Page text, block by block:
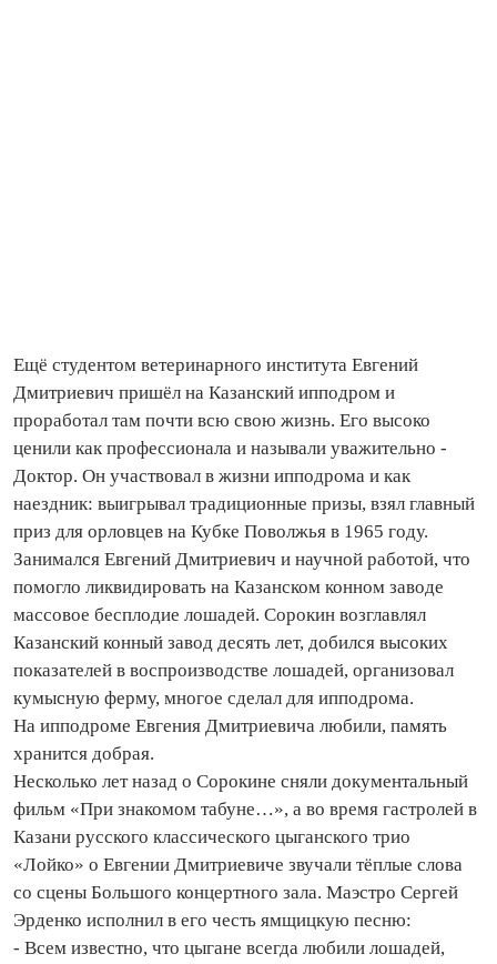
Ещё студентом ветеринарного института Евгений
Дмитриевич пришёл на Казанский ипподром и
проработал там почти всю свою жизнь. Его высоко
ценили как профессионала и называли уважительно -
Доктор. Он участвовал в жизни ипподрома и как
наездник: выигрывал традиционные призы, взял главный
приз для орловцев на Кубке Поволжья в 1965 году.
Занимался Евгений Дмитриевич и научной работой, что
помогло ликвидировать на Казанском конном заводе
массовое бесплодие лошадей. Сорокин возглавлял
Казанский конный завод десять лет, добился высоких
показателей в воспроизводстве лошадей, организовал
кумысную ферму, многое сделал для ипподрома.
На ипподроме Евгения Дмитриевича любили, память
хранится добрая.
Несколько лет назад о Сорокине сняли документальный
фильм «При знакомом табуне…», а во время гастролей в
Казани русского классического цыганского трио
«Лойко» о Евгении Дмитриевиче звучали тёплые слова
со сцены Большого концертного зала. Маэстро Сергей
Эрденко исполнил в его честь ямщицкую песню:
- Всем известно, что цыгане всегда любили лошадей,